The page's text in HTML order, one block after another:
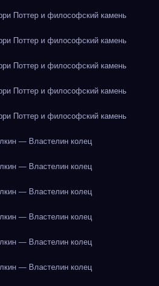
Поттер и философский камень
Поттер и философский камень
Поттер и философский камень
Поттер и философский камень
Поттер и философский камень
— Властелин колец
— Властелин колец
— Властелин колец
— Властелин колец
— Властелин колец
— Властелин колец